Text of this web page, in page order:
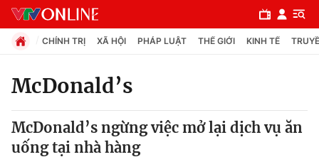
Chuyên mục
Chính trị
CHÍNH TRỊ XÃ HỘI PHÁP LUẬT THẾ GIỚI KINH TẾ
McDonald’s
McDonald’s ngừng việc mở lại dịch vụ ăn
uống tại nhà hàng